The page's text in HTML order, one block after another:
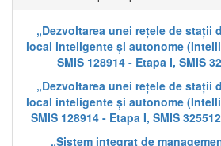
„Dezvoltarea unei rețele de stații
local inteligente și autonome
SMIS 128914 - Etapa I, SMIS
„Dezvoltarea unei rețele de stații
local inteligente și autonome
SMIS 128914 - Etapa I, SMIS
„Sistem integrat de